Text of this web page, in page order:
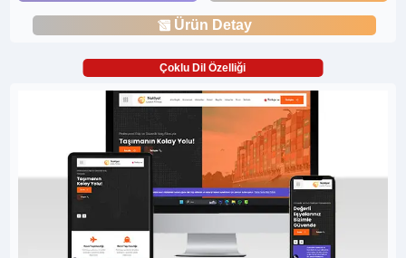
Ürün Detay
Çoklu Dil Özelliği